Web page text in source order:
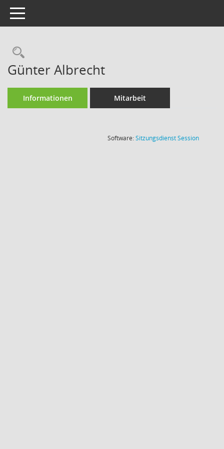
Toggle navigation
Rechercheauswahl
Günter Albrecht
Informationen Mitarbeit
Software:SitzungsdienstSession(Wird in